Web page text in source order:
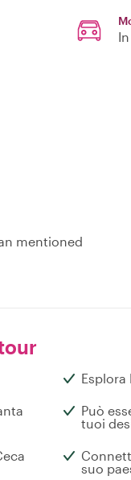
mentioned
Può
tuoi
suo